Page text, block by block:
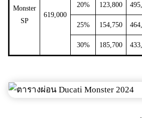
Monster
SP
619,000
20% 123,800
25% 154,750
30% 185,700